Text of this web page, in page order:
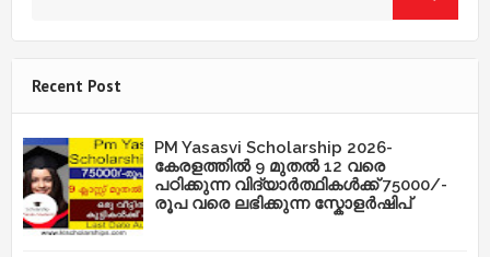
Recent Post
PM Yasasvi Scholarship 2026-
കേരളത്തിൽ 9 മുതൽ 12 വരെ
പഠിക്കുന്ന വിദ്യാർത്ഥികൾക്ക് 75000/-
രൂപ വരെ ലഭിക്കുന്ന സ്കോളർഷിപ്